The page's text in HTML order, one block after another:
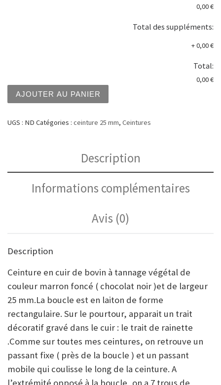
0,00 €
Total des suppléments:
+0,00 €
Total:
0,00 €
AJOUTER AU PANIER
UGS : ND Catégories : ceinture 25 mm, Ceintures
Description
Informations complémentaires
Avis (0)
Description
Ceinture en cuir de bovin à tannage végétal de
couleur marron foncé ( chocolat noir )et de largeur
25 mm.La boucle est en laiton de forme
rectangulaire. Sur le pourtour, apparait un trait
décoratif gravé dans le cuir : le trait de rainette
.Comme sur toutes mes ceintures, on retrouve un
passant fixe ( près de la boucle ) et un passant
mobile qui coulisse le long de la ceinture. A